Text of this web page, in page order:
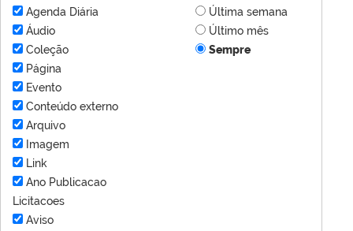
Agenda Diária
Áudio
Coleção
Página
Evento
Conteúdo externo
Arquivo
Imagem
Link
Ano Publicacao
Licitacoes
Aviso
Última semana
Último mês
Sempre